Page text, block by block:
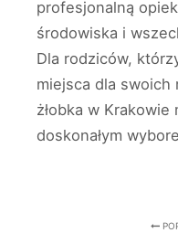
profesjonalną
środowiska i
Dla rodziców,
miejsca dla swoich
żłobka w Krakowie
doskonałym